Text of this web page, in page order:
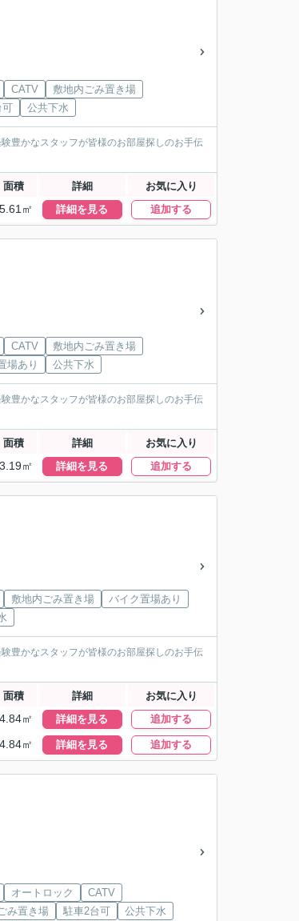
CATV
敷地内ごみ置き場
可
公共下水
豊かなスタッフが皆様のお部屋探しのお手伝
面積 詳細 お気に入り
㎡ 詳細を見る 追加する
CATV
敷地内ごみ置き場
場あり
公共下水
豊かなスタッフが皆様のお部屋探しのお手伝
面積 詳細 お気に入り
㎡ 詳細を見る 追加する
敷地内ごみ置き場
バイク置場あり
豊かなスタッフが皆様のお部屋探しのお手伝
面積 詳細 お気に入り
㎡ 詳細を見る 追加する
㎡ 詳細を見る 追加する
オートロック
CATV
み置き場
駐車2台可 公共下水